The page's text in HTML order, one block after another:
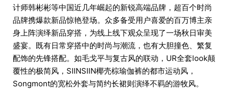
计师韩彬彬等中国近几年崛起的新锐高端品牌，超百个时尚
品牌携爆款新品惊艳登场。众多备受用户喜爱的百万博主亲
身上阵演绎新品穿搭，为线上线下观众呈现了一场秋日审美
盛宴。既有日常穿搭中的时尚与潮流，也有大胆撞色、繁复
配饰的先锋搭配。如毛戈平与复古风的联动，UR全套look颠
覆性的极简风，SIINSIIN椰壳棕瑜伽裤的都市运动风，
Songmont的宽松外套与简约长裙则演绎不羁的游牧风。